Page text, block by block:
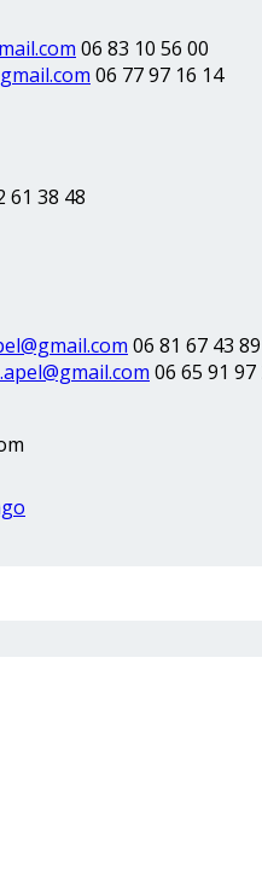
06 83 10 56 00
06 77 97 16 14
61 38 48
06 81 67 43 89
06 65 91 97